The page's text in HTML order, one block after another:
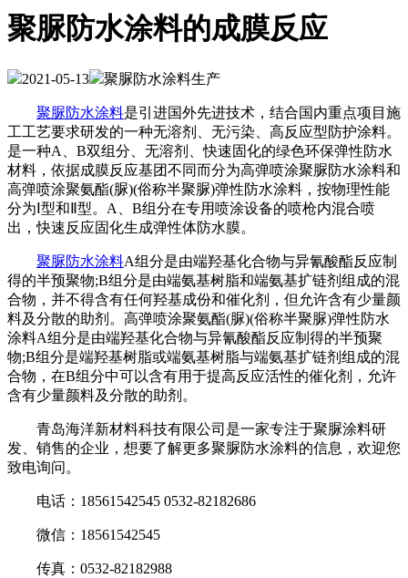
聚脲防水涂料的成膜反应
2021-05-13 聚脲防水涂料生产
聚脲防水涂料是引进国外先进技术，结合国内重点项目施
工工艺要求研发的一种无溶剂、无污染、高反应型防护涂料。
是一种A、B双组分、无溶剂、快速固化的绿色环保弹性防水
材料，依据成膜反应基团不同而分为高弹喷涂聚脲防水涂料和
高弹喷涂聚氨酯(脲)(俗称半聚脲)弹性防水涂料，按物理性能
分为Ⅰ型和Ⅱ型。A、B组分在专用喷涂设备的喷枪内混合喷
出，快速反应固化生成弹性体防水膜。
聚脲防水涂料A组分是由端羟基化合物与异氰酸酯反应制
得的半预聚物;B组分是由端氨基树脂和端氨基扩链剂组成的混
合物，并不得含有任何羟基成份和催化剂，但允许含有少量颜
料及分散的助剂。高弹喷涂聚氨酯(脲)(俗称半聚脲)弹性防水
涂料A组分是由端羟基化合物与异氰酸酯反应制得的半预聚
物;B组分是端羟基树脂或端氨基树脂与端氨基扩链剂组成的混
合物，在B组分中可以含有用于提高反应活性的催化剂，允许
含有少量颜料及分散的助剂。
青岛海洋新材料科技有限公司是一家专注于聚脲涂料研
发、销售的企业，想要了解更多聚脲防水涂料的信息，欢迎您
致电询问。
电话：18561542545 0532-82182686
微信：18561542545
传真：0532-82182988